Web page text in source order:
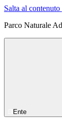
Salta al
Parco Naturale
Ente